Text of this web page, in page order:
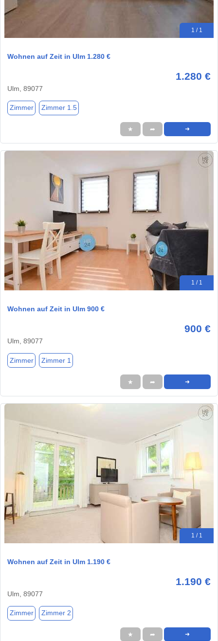
1 / 1
Wohnen auf Zeit in Ulm 1.280 €
1.280 €
Ulm, 89077
Zimmer Zimmer 1.5
★ ➦ ➜
1 / 1
Wohnen auf Zeit in Ulm 900 €
900 €
Ulm, 89077
Zimmer Zimmer 1
★ ➦ ➜
1 / 1
Wohnen auf Zeit in Ulm 1.190 €
1.190 €
Ulm, 89077
Zimmer Zimmer 2
★ ➦ ➜